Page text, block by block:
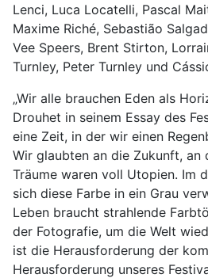
Lenci, Luca Locatelli, Pascal
Maxime Riché, Sebastião
Vee Speers, Brent Stirton,
Turnley, Peter Turnley und
„Wir alle brauchen Eden als
Drouhet in seinem Essay des
eine Zeit, in der wir einen
Wir glaubten an die Zukunft, an
Träume waren voll Utopien. Im
sich diese Farbe in ein Grau
Leben braucht strahlende
der Fotografie, um die Welt
ist die Herausforderung der
Herausforderung unseres